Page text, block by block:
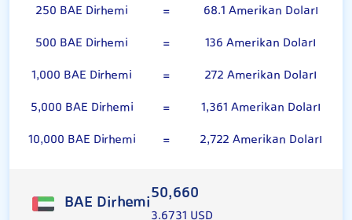
250 BAE Dirhemi
=
68.1 Amerikan Doları
500 BAE Dirhemi
=
136 Amerikan Doları
1,000 BAE Dirhemi
=
272 Amerikan Doları
5,000 BAE Dirhemi
=
1,361 Amerikan Doları
10,000 BAE Dirhemi
= 2,722 Amerikan Doları
BAE Dirhemi50,660